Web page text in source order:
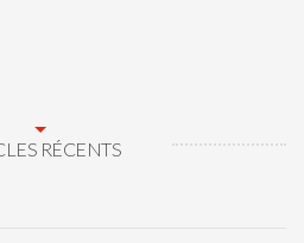
RÉCENTS